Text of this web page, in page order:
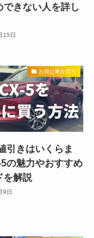
できない人を詳し
15日
お得に車を買う
引きはいくらま
の魅力やおすすめ
を解説
9日